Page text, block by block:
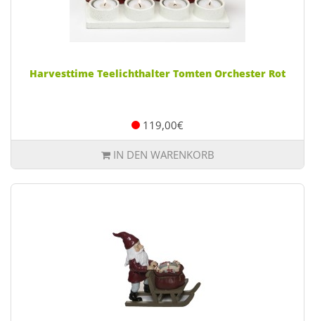
Harvesttime Teelichthalter Tomten Orchester Rot
119,00€
IN DEN WARENKORB